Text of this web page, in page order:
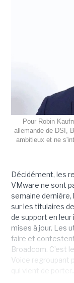
Pour Robin
allemande de DSI,
ambitieux et ne
Décidément, les
VMware ne sont
semaine
sur les titulaires
de support en leur
mises à jour. Les
faire et
Broadcom. C’est
Voice regroupant